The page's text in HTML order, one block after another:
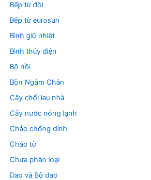
Bếp từ đôi
Bếp từ eurosun
Bình giữ nhiệt
Bình thủy điện
Bộ nồi
Bồn Ngâm Chân
Cây chổi lau nhà
Cây nước nóng lạnh
Chảo chống dính
Chảo từ
Chưa phân loại
Dao và Bộ dao